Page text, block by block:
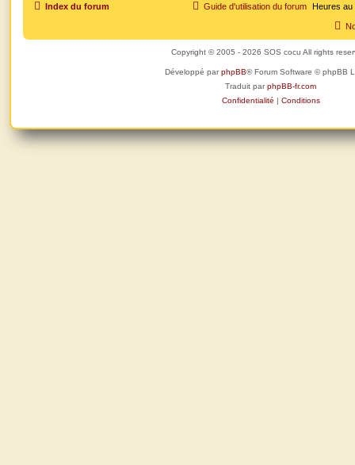
s
Index du forum Heures
Guide d'utilisation du forum
Copyright © 2005 - 2026 SOS cocu All rights
Développé parphpBB® Forum Software © phpBB
Traduit parphpBB-fr.com
Confidentialité | Conditions